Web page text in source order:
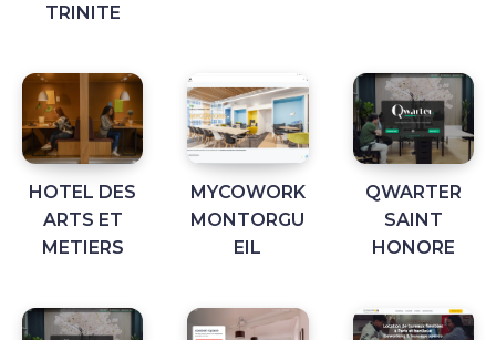
TRINITE
HOTEL DES
ARTS ET
METIERS
MYCOWORK
MONTORGU
EIL
QWARTER
SAINT
HONORE